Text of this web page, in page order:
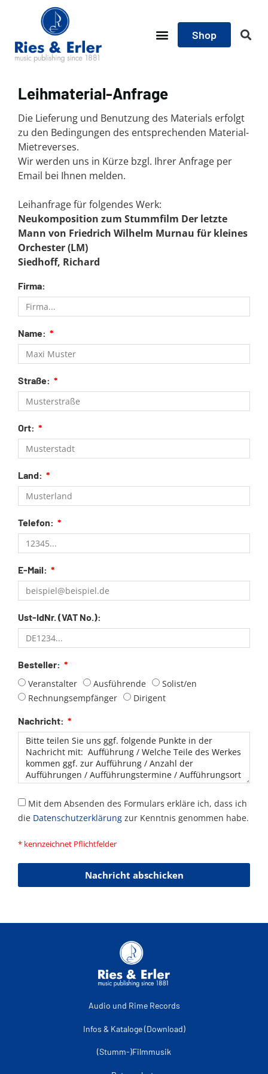
Shop
Leihmaterial-Anfrage
Die Lieferung und Benutzung des Materials erfolgt
zu den Bedingungen des entsprechenden Material-
Mietreverses.
Wir werden uns in Kürze bzgl. Ihrer Anfrage per
Email bei Ihnen melden.
Leihanfrage für folgendes Werk:
Neukomposition zum Stummfilm Der letzte
Mann von Friedrich Wilhelm Murnau für kleines
Orchester (LM)
Siedhoff, Richard
Firma:
Name:
Straße:
Ort:
Land:
Telefon:
E-Mail:
Ust-IdNr. (VAT No.):
Besteller:
Veranstalter
Ausführende
Solist/en
Rechnungsempfänger
Dirigent
Nachricht:
Mit dem Absenden des Formulars erkläre ich, dass ich
die Datenschutzerklärung zur Kenntnis genommen habe.
* kennzeichnet Pflichtfelder
Nachricht abschicken
Audio und Rime Records
Infos & Kataloge (Download)
(Stumm-)Filmmusik